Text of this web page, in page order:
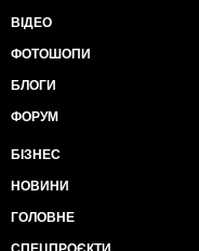
ВІДЕО
ФОТОШОПИ
БЛОГИ
ФОРУМ
БІЗНЕС
НОВИНИ
ГОЛОВНЕ